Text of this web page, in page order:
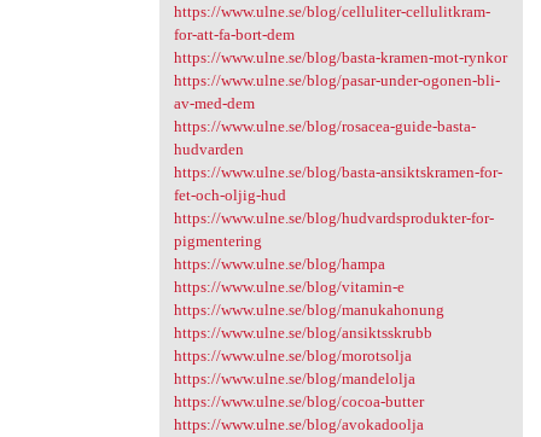
https://www.ulne.se/blog/celluliter-cellulitkram-
for-att-fa-bort-dem
https://www.ulne.se/blog/basta-kramen-mot-rynkor
https://www.ulne.se/blog/pasar-under-ogonen-bli-
av-med-dem
https://www.ulne.se/blog/rosacea-guide-basta-
hudvarden
https://www.ulne.se/blog/basta-ansiktskramen-for-
fet-och-oljig-hud
https://www.ulne.se/blog/hudvardsprodukter-for-
pigmentering
https://www.ulne.se/blog/hampa
https://www.ulne.se/blog/vitamin-e
https://www.ulne.se/blog/manukahonung
https://www.ulne.se/blog/ansiktsskrubb
https://www.ulne.se/blog/morotsolja
https://www.ulne.se/blog/mandelolja
https://www.ulne.se/blog/cocoa-butter
https://www.ulne.se/blog/avokadoolja